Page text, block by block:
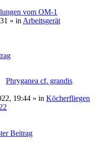
vom OM-1
» in Arbeitsgerät
Phryganea cf. grandis
19:44 » in Köcherfliegen
Beitrag